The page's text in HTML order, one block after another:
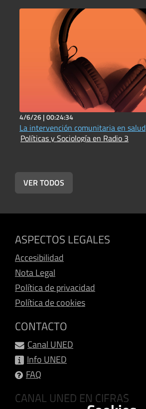
4/6/26 |00:24:34
La intervención comunitaria en salud
Políticas y Sociología en Radio 3
VER TODOS
ASPECTOS LEGALES
Accesibilidad
Nota Legal
Política de privacidad
Política de cookies
CONTACTO
Canal UNED
Info UNED
FAQ
CANAL UNED EN CIFRAS